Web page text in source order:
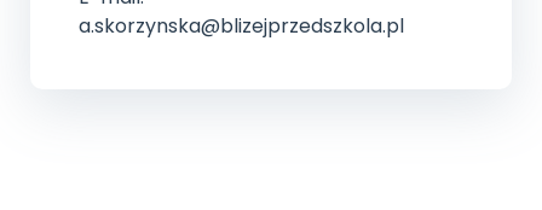
a.skorzynska@blizejprzedszkola.pl